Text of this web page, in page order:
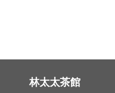
林太太茶館